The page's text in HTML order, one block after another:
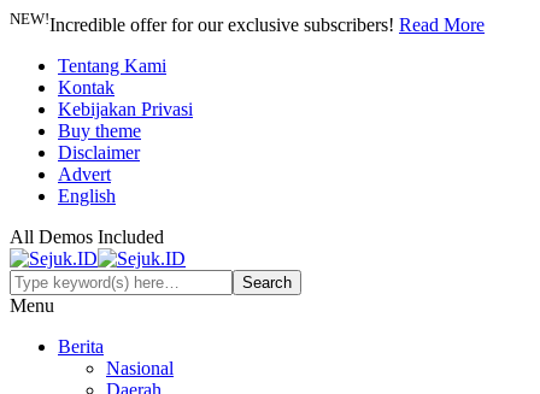
NEW!Incredible offer for our exclusive subscribers! Read More
Tentang Kami
Kontak
Kebijakan Privasi
Buy theme
Disclaimer
Advert
English
All Demos Included
Menu
Berita
Nasional